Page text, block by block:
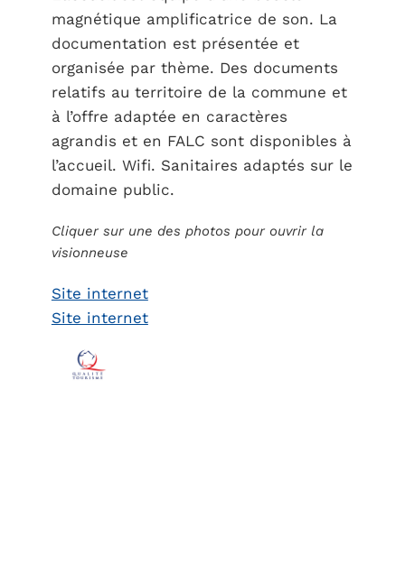
magnétique amplificatrice de son. La
documentation est présentée et
organisée par thème. Des documents
relatifs au territoire de la commune et
à l’offre adaptée en caractères
agrandis et en FALC sont disponibles à
l’accueil. Wifi. Sanitaires adaptés sur le
domaine public.
Cliquer sur une des photos pour ouvrir la
visionneuse
Site internet
Site internet